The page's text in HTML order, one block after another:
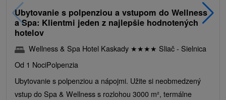
Ubytovanie s polpenziou a vstupom do Wellness
a Spa: Klientmi jeden z najlepšie hodnotených
hotelov
Wellness & Spa Hotel Kaskady ★★★★ Sliač - Sielnica
Od 1 NociPolpenzia
Ubytovanie s polpenziou a nápojmi. Užite si neobmedzený
vstup do Spa & Wellness s rozlohou 3000 m², termálne